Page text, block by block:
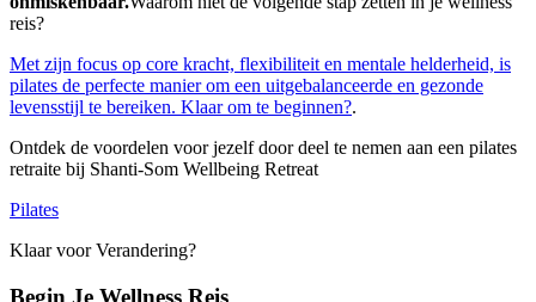
reis?
Met zijn focus op core kracht, flexibiliteit en mentale helderheid, is
pilates de perfecte manier om een uitgebalanceerde en gezonde
levensstijl te bereiken. Klaar om te beginnen?.
Ontdek de voordelen voor jezelf door deel te nemen aan een pilates
retraite bij Shanti-Som Wellbeing Retreat
Pilates
Klaar voor Verandering?
Begin Je Wellness Reis